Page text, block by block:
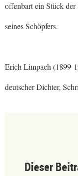
offenbart ein Stück der
seines Schöpfers.
Erich Limpach (1899-
deutscher Dichter,
Dieser